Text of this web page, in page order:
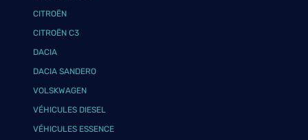
CITROËN
CITROËN C3
DACIA
DACIA SANDERO
VOLSKWAGEN
VÉHICULES DIESEL
VÉHICULES ESSENCE